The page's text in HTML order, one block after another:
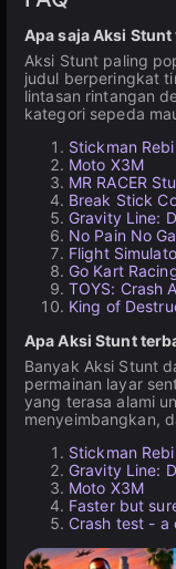
Apa saja Aksi
Aksi Stunt paling
judul berperingkat
lintasan rintangan
kategori sepeda
Stickman
Moto X3M
MR RACER
Break Stick
Gravity Line:
No Pain No
Flight
Go Kart
TOYS: Crash
King of
Apa Aksi Stunt
Banyak Aksi Stunt
permainan layar
yang terasa alami
menyeimbangkan,
Stickman
Gravity Line:
Moto X3M
Faster but
Crash test - a